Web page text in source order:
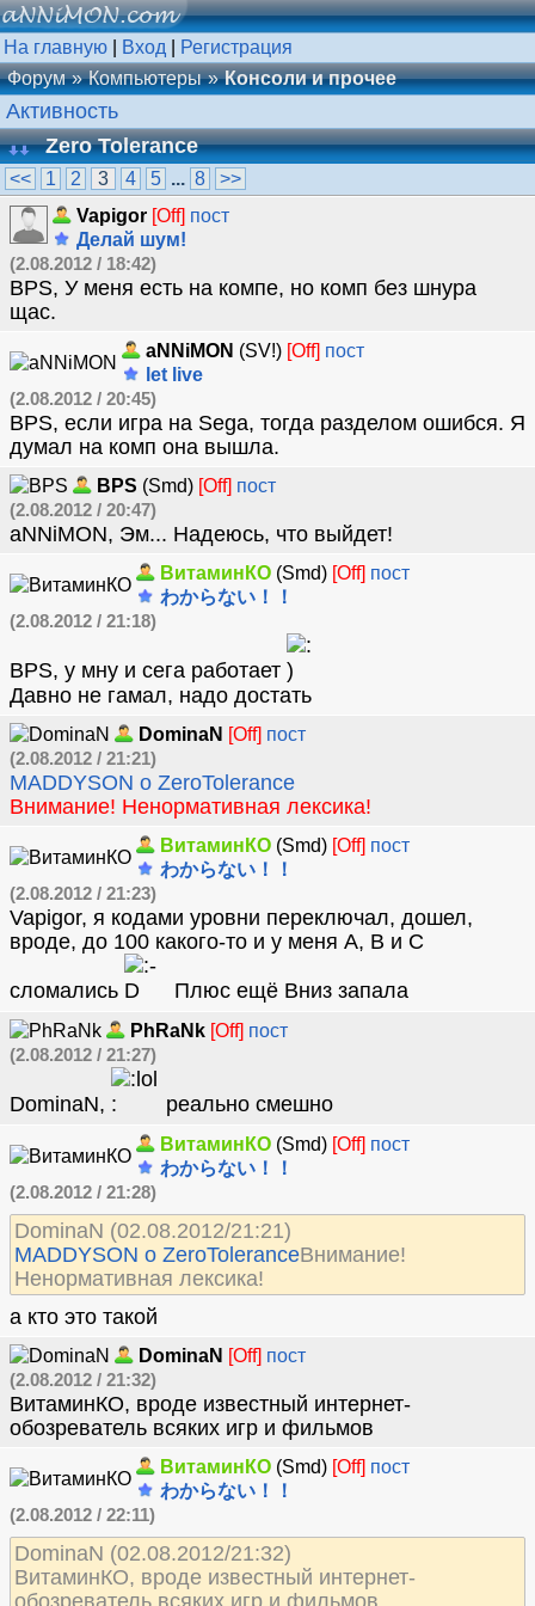
На главную Вход
Регистрация
Форум
Компьютеры Консоли и прочее
Активность
Zero Tolerance
<< 1 2 3 4 5 ... 8
>>
Vapigor [Off] пост
Делай шум!
(2.08.2012 / 18:42)
BPS, У меня есть на компе, но комп без шнура
щас.
aNNiMON (SV!) [Off] пост
let live
(2.08.2012 / 20:45)
BPS, если игра на Sega, тогда разделом ошибся. Я
думал на комп она вышла.
BPS (Smd) [Off] пост
(2.08.2012 / 20:47)
aNNiMON, Эм... Надеюсь, что выйдет!
ВитаминКО (Smd) [Off] пост
わからない！！
(2.08.2012 / 21:18)
BPS, у мну и сега работает
Давно не гамал, надо достать
DominaN [Off] пост
(2.08.2012 / 21:21)
MADDYSON о ZeroTolerance
Внимание! Ненормативная лексика!
ВитаминКО (Smd) [Off] пост
わからない！！
(2.08.2012 / 21:23)
Vapigor, я кодами уровни переключал, дошел,
вроде, до 100 какого-то и у меня А, В и С
сломались Плюс ещё Вниз запала
PhRaNk [Off] пост
(2.08.2012 / 21:27)
DominaN, реально смешно
ВитаминКО (Smd) [Off] пост
わからない！！
(2.08.2012 / 21:28)
DominaN (02.08.2012/21:21)
MADDYSON о ZeroToleranceВнимание!
Ненормативная лексика!
а кто это такой
DominaN [Off] пост
(2.08.2012 / 21:32)
ВитаминКО, вроде известный интернет-
обозреватель всяких игр и фильмов
ВитаминКО (Smd) [Off] пост
わからない！！
(2.08.2012 / 22:11)
DominaN (02.08.2012/21:32)
ВитаминКО, вроде известный интернет-
обозреватель всяких игр и фильмов